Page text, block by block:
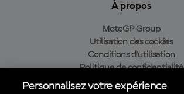
À propos
MotoGP Group
Utilisation des cookies
Conditions d'utilisation
Politique de confidentialité
Politique d’achat
Personnalisez votre expérience